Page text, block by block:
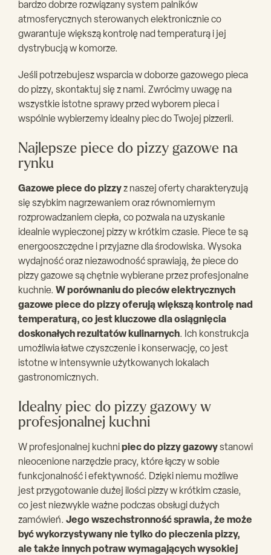
bardzo dobrze rozwiązany system palników
atmosferycznych sterowanych elektronicznie co
gwarantuje większą kontrolę nad temperaturą i jej
dystrybucją w komorze.
Jeśli potrzebujesz wsparcia w doborze gazowego pieca
do pizzy, skontaktuj się z nami. Zwrócimy uwagę na
wszystkie istotne sprawy przed wyborem pieca i
wspólnie wybierzemy idealny piec do Twojej pizzerii.
Najlepsze piece do pizzy gazowe na
rynku
Gazowe piece do pizzyz naszej oferty charakteryzują
się szybkim nagrzewaniem oraz równomiernym
rozprowadzaniem ciepła, co pozwala na uzyskanie
idealnie wypieczonej pizzy w krótkim czasie. Piece te są
energooszczędne i przyjazne dla środowiska. Wysoka
wydajność oraz niezawodność sprawiają, że piece do
pizzy gazowe są chętnie wybierane przez profesjonalne
kuchnie. W porównaniu do pieców elektrycznych
gazowe piece do pizzy oferują większą kontrolę nad
temperaturą, co jest kluczowe dla osiągnięcia
doskonałych rezultatów kulinarnych. Ich konstrukcja
umożliwia łatwe czyszczenie i konserwację, co jest
istotne w intensywnie użytkowanych lokalach
gastronomicznych.
Idealny piec do pizzy gazowy w
profesjonalnej kuchni
W profesjonalnej kuchnipiec do pizzy gazowystanowi
nieocenione narzędzie pracy, które łączy w sobie
funkcjonalność i efektywność. Dzięki niemu możliwe
jest przygotowanie dużej ilości pizzy w krótkim czasie,
co jest niezwykle ważne podczas obsługi dużych
zamówień. Jego wszechstronność sprawia, że może
być wykorzystywany nie tylko do pieczenia pizzy,
ale także innych potraw wymagających wysokiej